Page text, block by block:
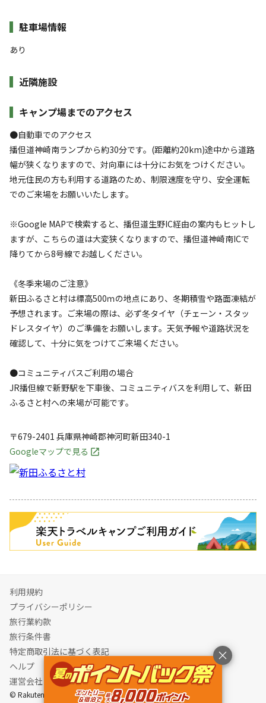
駐車場情報
あり
近隣施設
キャンプ場までのアクセス
●自動車でのアクセス
播但道神崎南ランプから約30分です。(距離約20km)途中から道路
幅が狭くなりますので、対向車には十分にお気をつけください。
地元住民の方も利用する道路のため、制限速度を守り、安全運転
でのご来場をお願いいたします。
※Google MAPで検索すると、播但道生野IC経由の案内もヒットし
ますが、こちらの道は大変狭くなりますので、播但道神崎南ICで
降りてから8号線でお越しください。
《冬季来場のご注意》
新田ふるさと村は標高500ｍの地点にあり、冬期積雪や路面凍結が
予想されます。ご来場の際は、必ず冬タイヤ（チェーン・スタッ
ドレスタイヤ）のご準備をお願いします。天気予報や道路状況を
確認して、十分に気をつけてご来場ください。
●コミュニティバスご利用の場合
JR播但線で新野駅を下車後、コミュニティバスを利用して、新田
ふるさと村への来場が可能です。
〒679-2401 兵庫県神崎郡神河町新田340-1
Googleマップで見る
キャンペーン
利用規約
プライバシーポリシー
旅行業約款
旅行条件書
特定商取引法に基づく表記
ヘルプ
運営会社
© Rakuten Group, Inc.